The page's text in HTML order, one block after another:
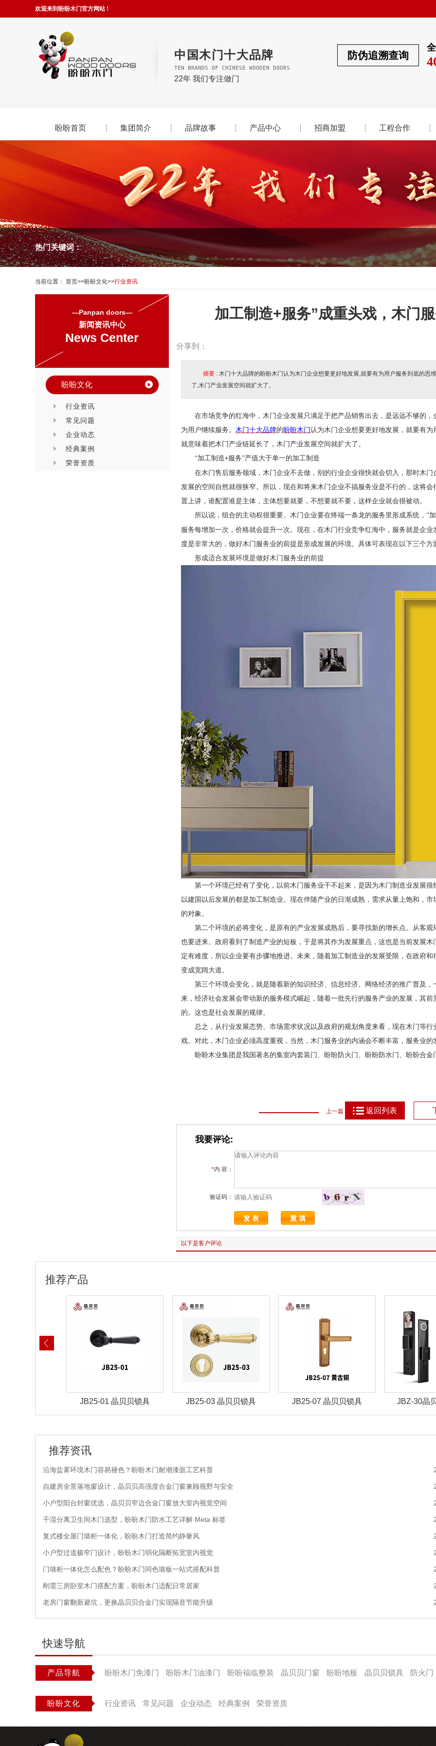
欢迎来到盼盼木门官方网站 !
中国木门十大品牌
TEN BRANDS OF CHINESE WOODEN DOORS
22年 我们专注做门
防伪追溯查询
盼盼首页 集团简介 品牌故事 产品中心 招商加盟 工程合作
热门关键词：
当前位置： 首页>>盼盼文化>>行业资讯
—Panpan doors—
新闻资讯中心
News Center
盼盼文化
行业资讯
常见问题
企业动态
经典案例
荣誉资质
加工制造+服务”成重头戏，木门
分享到：
摘要 : 木门十大品牌的盼盼木门认为木门企业想要更好地发展,就要有为用户服务到底的思
了,木门产业发展空间就扩大了。
在市场竞争的红海中，木门企业发展只满足于把产品销售出去，是远远不够的
为用户继续服务。 木门十大品牌的盼盼木门认为木门企业想要更好地发展，就要有
就意味着把木门产业链延长了，木门产业发展空间就扩大了。
“加工制造+服务”产值大于单一的加工制造
在木门售后服务领域，木门企业不去做，别的行业企业很快就会切入，那时木
发展的空间自然就很狭窄。所以，现在和将来木门企业不搞服务业是不行的，这将
置上讲，谁配置谁是主体，主体想要就要，不想要就不要，这样企业就会很被动。
所以说，组合的主动权很重要。木门企业要在终端一条龙的服务里形成系统， “
服务每增加一次，价格就会提升一次。现在，在木门行业竞争红海中，服务就是企
度是非常大的，做好木门服务业的前提是形成发展的环境。具体可表现在以下三个方
形成适合发展环境是做好木门服务业的前提
第一个环境已经有了变化，以前木门服务业干不起来，是因为木门制造业发展
以建国以后发展的都是加工制造业。现在伴随产业的日渐成熟，需求从量上饱和，
的对象。
第二个环境的必将变化，是原有的产业发展成熟后，要寻找新的增长点。从客
也要进来。政府看到了制造产业的短板，于是将其作为发展重点，这也是当前发展
定有难度，所以企业要有步骤地推进。未来，随着加工制造业的发展受限，在政府
变成宽阔大道。
第三个环境会变化，就是随着新的知识经济、信息经济、网络经济的推广普及
来，经济社会发展会带动新的服务模式崛起，随着一批先行的服务产业的发展，其
的。这也是社会发展的规律。
总之，从行业发展态势、市场需求状况以及政府的规划角度来看，现在木门等
戏。对此，木门企业必须高度重视，当然，木门服务业的内涵会不断丰富，服务业
盼盼木业集团是我国著名的集室内套装门、盼盼防火门、盼盼防水门、盼盼合金
上一篇 返回列表
我要评论:
*内 容：
验证码：
以下是客户评论
推荐产品
JB25-01 晶贝贝锁具 JB25-03 晶贝贝锁具 JB25-07 晶贝贝锁具 JBZ-30晶
推荐资讯
沿海盐雾环境木门容易褪色？盼盼木门耐潮漆面工艺科普
自建房全景落地窗设计，晶贝贝高强度合金门窗兼顾视野与安全
小户型阳台封窗优选，晶贝贝窄边合金门窗放大室内视觉空间
干湿分离卫生间木门选型，盼盼木门防水工艺详解 Meta 标签
复式楼全屋门墙柜一体化，盼盼木门打造简约静奢风
小户型过道极窄门设计，盼盼木门弱化隔断拓宽室内视觉
门墙柜一体化怎么配色？盼盼木门同色墙板一站式搭配科普
刚需三房卧室木门搭配方案，盼盼木门适配日常居家
老房门窗翻新避坑，更换晶贝贝合金门实现隔音节能升级
快速导航
产品导航 盼盼木门免漆门 盼盼木门油漆门 盼盼福临整装 晶贝贝门窗 盼盼地板 晶贝贝锁具 防火门
盼盼文化 行业资讯 常见问题 企业动态 经典案例 荣誉资质